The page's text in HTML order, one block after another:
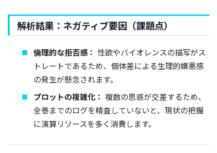
解析結果：ネガティブ要因（課題点）
倫理的な拒否感： 性欲やバイオレンスの描写がス
トレートであるため、個体差による生理的嫌悪感
の発生が懸念されます。
プロットの複雑化： 複数の思惑が交差するため、
全巻までのログを精査していないと、現状の把握
に演算リソースを多く消費します。